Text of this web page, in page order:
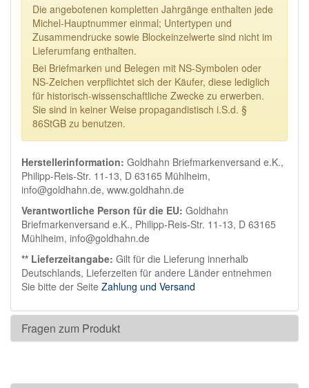
Die angebotenen kompletten Jahrgänge enthalten jede
Michel-Hauptnummer einmal; Untertypen und
Zusammendrucke sowie Blockeinzelwerte sind nicht im
Lieferumfang enthalten.
Bei Briefmarken und Belegen mit NS-Symbolen oder
NS-Zeichen verpflichtet sich der Käufer, diese lediglich
für historisch-wissenschaftliche Zwecke zu erwerben.
Sie sind in keiner Weise propagandistisch i.S.d. §
86StGB zu benutzen.
Herstellerinformation: Goldhahn Briefmarkenversand e.K.,
Philipp-Reis-Str. 11-13, D 63165 Mühlheim,
info@goldhahn.de, www.goldhahn.de
Verantwortliche Person für die EU: Goldhahn
Briefmarkenversand e.K., Philipp-Reis-Str. 11-13, D 63165
Mühlheim, info@goldhahn.de
** Lieferzeitangabe: Gilt für die Lieferung innerhalb
Deutschlands, Lieferzeiten für andere Länder entnehmen
Sie bitte der Seite Zahlung und Versand
Fragen zum Produkt